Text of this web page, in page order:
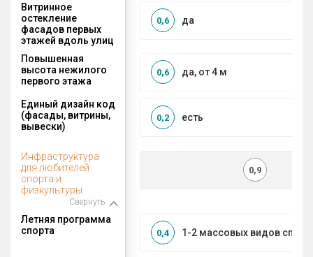
Витринное
остекление
фасадов первых
этажей вдоль улиц
да
0,6
Повышенная
высота нежилого
первого этажа
да, от 4 м
0,6
Единый дизайн код
(фасады, витрины,
вывески)
есть
0,2
Инфраструктура
для любителей
спорта и
физкультуры
Свернуть
0,9
Летняя программа
спорта
1-2 массовых видов
0,4